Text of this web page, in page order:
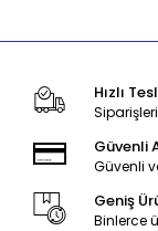
Hızlı
Güvenli
Güvenli
Geniş
Binlerce